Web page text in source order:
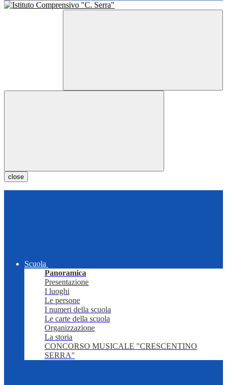
close
Scuola
Panoramica
Presentazione
I luoghi
Le persone
I numeri della scuola
Le carte della scuola
Organizzazione
La storia
CONCORSO MUSICALE "CRESCENTINO
SERRA"